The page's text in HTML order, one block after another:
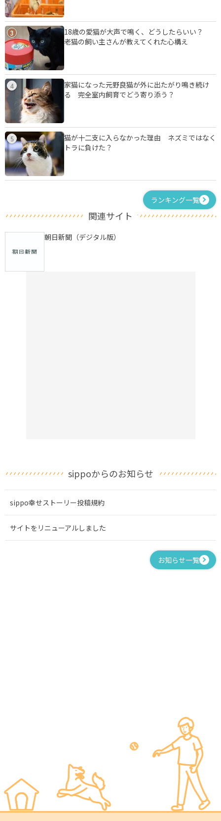
3
18歳の愛猫が大声で鳴く、どうしたらいい？
老猫の飼い主さんが教えてくれた心構え
4
家猫になった元野良猫が外に出たがり鳴き続け
る 完全室内飼育でどう寄り添う？
5
猫が十二支に入らなかった理由 ネズミではなく
トラに負けた？
ランキング一覧
関連サイト
朝日新聞（デジタル版）
sippoからのお知らせ
sippo幸せストーリー投稿規約
サイトをリニューアルしました
お知らせ一覧